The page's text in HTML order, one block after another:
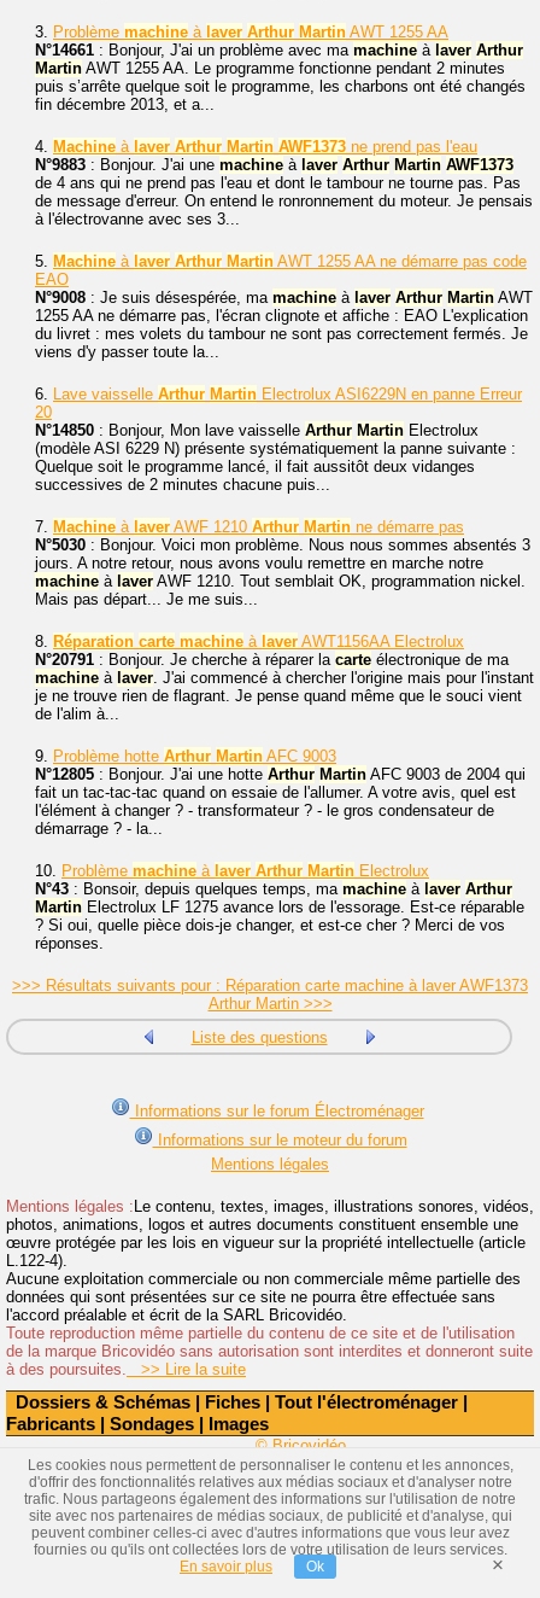
Dossiers & Schémas | Fiches | Tout l'électroménager |
Fabricants | Sondages | Images
3. Problème machine à laver Arthur Martin AWT 1255 AA
N°14661 : Bonjour, J'ai un problème avec ma machine à laver Arthur
Martin AWT 1255 AA. Le programme fonctionne pendant 2 minutes
puis s’arrête quelque soit le programme, les charbons ont été changés
fin décembre 2013, et a...
4. Machine à laver Arthur Martin AWF1373 ne prend pas l'eau
N°9883 : Bonjour. J'ai une machine à laver Arthur Martin AWF1373
de 4 ans qui ne prend pas l'eau et dont le tambour ne tourne pas. Pas
de message d'erreur. On entend le ronronnement du moteur. Je pensais
à l'électrovanne avec ses 3...
5. Machine à laver Arthur Martin AWT 1255 AA ne démarre pas code
EAO
N°9008 : Je suis désespérée, ma machine à laver Arthur Martin AWT
1255 AA ne démarre pas, l'écran clignote et affiche : EAO L'explication
du livret : mes volets du tambour ne sont pas correctement fermés. Je
viens d'y passer toute la...
6. Lave vaisselle Arthur Martin Electrolux ASI6229N en panne Erreur
20
N°14850 : Bonjour, Mon lave vaisselle Arthur Martin Electrolux
(modèle ASI 6229 N) présente systématiquement la panne suivante :
Quelque soit le programme lancé, il fait aussitôt deux vidanges
successives de 2 minutes chacune puis...
7. Machine à laver AWF 1210 Arthur Martin ne démarre pas
N°5030 : Bonjour. Voici mon problème. Nous nous sommes absentés 3
jours. A notre retour, nous avons voulu remettre en marche notre
machine à laver AWF 1210. Tout semblait OK, programmation nickel.
Mais pas départ... Je me suis...
8. Réparation carte machine à laver AWT1156AA Electrolux
N°20791 : Bonjour. Je cherche à réparer la carte électronique de ma
machine à laver . J'ai commencé à chercher l'origine mais pour l'instant
je ne trouve rien de flagrant. Je pense quand même que le souci vient
de l'alim à...
9. Problème hotte Arthur Martin AFC 9003
N°12805 : Bonjour. J'ai une hotte Arthur Martin AFC 9003 de 2004 qui
fait un tac-tac-tac quand on essaie de l'allumer. A votre avis, quel est
l'élément à changer ? - transformateur ? - le gros condensateur de
démarrage ? - la...
10. Problème machine à laver Arthur Martin Electrolux
N°43 : Bonsoir, depuis quelques temps, ma machine à laver Arthur
Martin Electrolux LF 1275 avance lors de l'essorage. Est-ce réparable
? Si oui, quelle pièce dois-je changer, et est-ce cher ? Merci de vos
réponses.
>>> Résultats suivants pour : Réparation carte machine à laver AWF1373
Arthur Martin >>>
Liste des questions
Informations sur le forum Électroménager
Informations sur le moteur du forum
Mentions légales
Mentions légales : Le contenu, textes, images, illustrations sonores, vidéos,
photos, animations, logos et autres documents constituent ensemble une
œuvre protégée par les lois en vigueur sur la propriété intellectuelle (article
L.122-4).
Aucune exploitation commerciale ou non commerciale même partielle des
données qui sont présentées sur ce site ne pourra être effectuée sans
l'accord préalable et écrit de la SARL Bricovidéo.
Toute reproduction même partielle du contenu de ce site et de l'utilisation
de la marque Bricovidéo sans autorisation sont interdites et donneront suite
à des poursuites.
>> Lire la suite
© Bricovidéo
Les cookies nous permettent de personnaliser le contenu et les annonces,
d'offrir des fonctionnalités relatives aux médias sociaux et d'analyser notre
trafic. Nous partageons également des informations sur l'utilisation de notre
site avec nos partenaires de médias sociaux, de publicité et d'analyse, qui
peuvent combiner celles-ci avec d'autres informations que vous leur avez
fournies ou qu'ils ont collectées lors de votre utilisation de leurs services.
En savoir plus
Ok ×